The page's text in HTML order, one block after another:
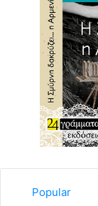
Popular